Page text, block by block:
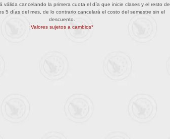
válida cancelando la primera cuota el día que inicie clases y el resto de
5 días del mes, de lo contrario cancelará el costo del semestre sin el
descuento.
Valores sujetos a cambios*